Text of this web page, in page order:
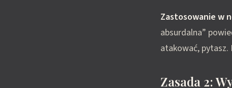
Zastosowanie w
absurdalna”
atakować, pytasz.
Zasada 2: